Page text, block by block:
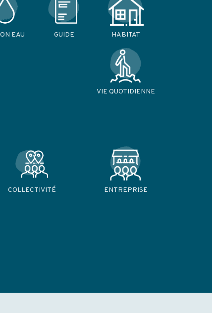
EAU GUIDE HABITAT
VIE QUOTIDIENNE
COLLECTIVITÉ ENTREPRISE